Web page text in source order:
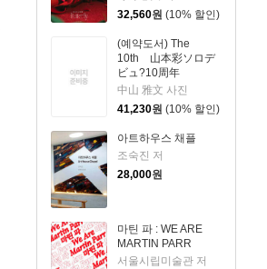
32,560원 (10% 할인)
(예약도서) The
10th 山本彩ソロデ
ビュ?10周年
ANNIVERSARY
中山 雅文 사진
41,230원 (10% 할인)
아트하우스 채플
조숙진 저
28,000원
마틴 파 : WE ARE
MARTIN PARR
서울시립미술관 저